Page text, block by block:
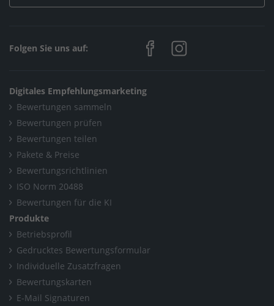
Folgen Sie uns auf:
Digitales Empfehlungsmarketing
Bewertungen sammeln
Bewertungen prüfen
Bewertungen teilen
Pakete & Preise
Bewertungsrichtlinien
ISO Norm 20488
Bewertungen für die KI
Produkte
Betriebsprofil
Gedrucktes Bewertungsformular
Individuelle Zusatzfragen
Bewertungskarten
E-Mail Signaturen